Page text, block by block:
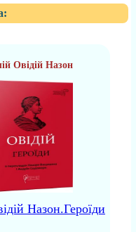
Овідій Назон
Назон.Героїди